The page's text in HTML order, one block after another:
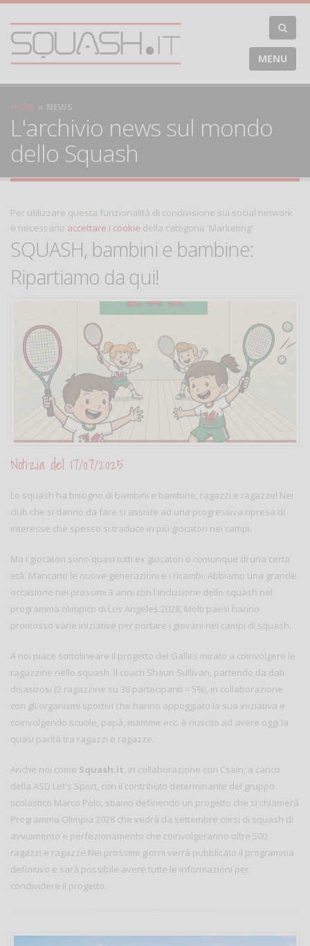
MENU
HOME NEWS
L'archivio news sul mondo
dello Squash
Per utilizzare questa funzionalità di condivisione sui social network
è necessario accettare i cookie della categoria 'Marketing'
SQUASH, bambini e bambine:
Ripartiamo da qui!
Notizia del 17/07/2025
Lo squash ha bisogno di bambini e bambine, ragazzi e ragazze! Nei
club che si danno da fare si assiste ad una progressiva ripresa di
interesse che spesso si traduce in più giocatori nei campi.
Ma i giocatori sono quasi tutti ex giocatori o comunque di una certa
età. Mancano le nuove generazioni e i ricambi. Abbiamo una grande
occasione nei prossimi 3 anni con l'inclusione dello squash nel
programma olimpico di Los Angeles 2028. Molti paesi hanno
promosso varie iniziative per portare i giovani nei campi di squash.
A noi piace sottolineare il progetto del Galles mirato a coinvolgere le
ragazzine nello squash. Il coach Shaun Sullivan, partendo da dati
disastrosi (2 ragazzine su 38 partecipanti = 5%), in collaborazione
con gli organismi sportivi che hanno appoggiato la sua iniziativa e
coinvolgendo scuole, papà, mamme ecc. è riuscito ad avere oggi la
quasi parità tra ragazzi e ragazze.
Anche noi come Squash.it, in collaborazione con Csain, a carico
della ASD Let's Sport, con il contributo determinante del gruppo
scolastico Marco Polo, stiamo definendo un progetto che si chiamerà
Programma Olimpia 2028 che vedrà da settembre corsi di squash di
avviamento e perfezionamento che coinvolgeranno oltre 500
ragazzi e ragazze.Nei prossimi giorni verrà pubblicato il programma
definitivo e sarà possibile avere tutte le informazioni per
condividere il progetto.